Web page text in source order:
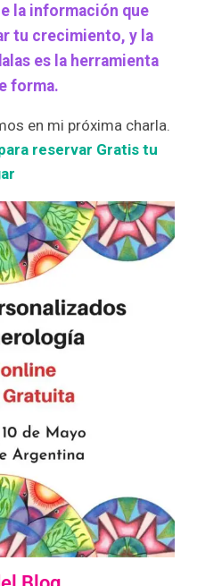
la información que
tu crecimiento, y la
es la herramienta
forma.
en mi próxima charla.
reservar Gratis tu